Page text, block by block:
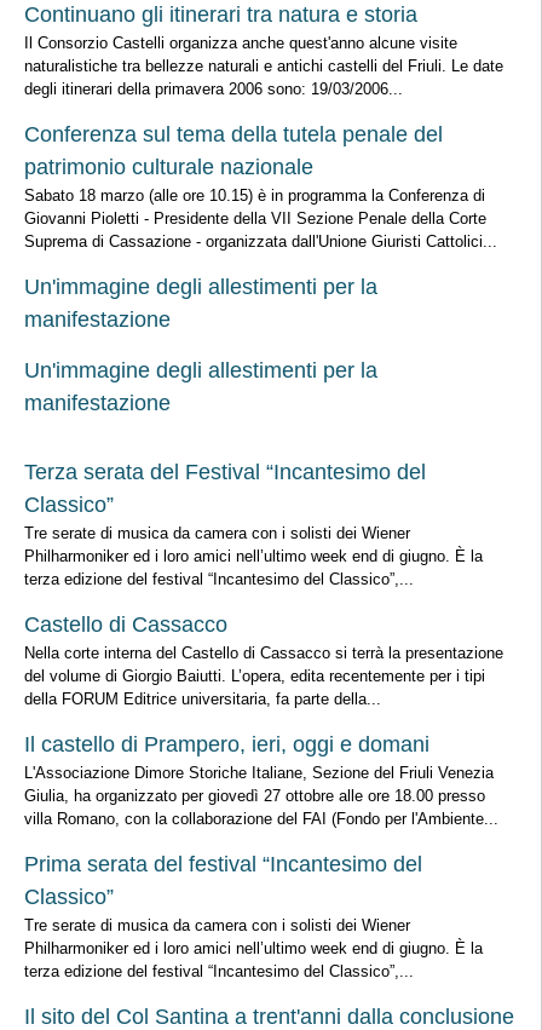
Continuano gli itinerari tra natura e storia
Il Consorzio Castelli organizza anche quest'anno alcune visite
naturalistiche tra bellezze naturali e antichi castelli del Friuli. Le date
degli itinerari della primavera 2006 sono: 19/03/2006...
Conferenza sul tema della tutela penale del
patrimonio culturale nazionale
Sabato 18 marzo (alle ore 10.15) è in programma la Conferenza di
Giovanni Pioletti - Presidente della VII Sezione Penale della Corte
Suprema di Cassazione - organizzata dall'Unione Giuristi Cattolici...
Un'immagine degli allestimenti per la
manifestazione
Un'immagine degli allestimenti per la
manifestazione
Terza serata del Festival “Incantesimo del
Classico”
Tre serate di musica da camera con i solisti dei Wiener
Philharmoniker ed i loro amici nell’ultimo week end di giugno. È la
terza edizione del festival “Incantesimo del Classico”,...
Castello di Cassacco
Nella corte interna del Castello di Cassacco si terrà la presentazione
del volume di Giorgio Baiutti. L’opera, edita recentemente per i tipi
della FORUM Editrice universitaria, fa parte della...
Il castello di Prampero, ieri, oggi e domani
L'Associazione Dimore Storiche Italiane, Sezione del Friuli Venezia
Giulia, ha organizzato per giovedì 27 ottobre alle ore 18.00 presso
villa Romano, con la collaborazione del FAI (Fondo per l'Ambiente...
Prima serata del festival “Incantesimo del
Classico”
Tre serate di musica da camera con i solisti dei Wiener
Philharmoniker ed i loro amici nell’ultimo week end di giugno. È la
terza edizione del festival “Incantesimo del Classico”,...
Il sito del Col Santina a trent'anni dalla conclusione